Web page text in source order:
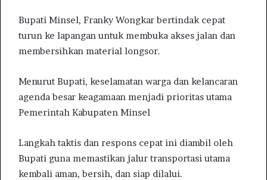
Bupati Minsel, Franky Wongkar bertindak cepat
turun ke lapangan untuk membuka akses jalan dan
membersihkan material longsor.
Menurut Bupati, keselamatan warga dan kelancaran
agenda besar keagamaan menjadi prioritas utama
Pemerintah Kabupaten Minsel
Langkah taktis dan respons cepat ini diambil oleh
Bupati guna memastikan jalur transportasi utama
kembali aman, bersih, dan siap dilalui.